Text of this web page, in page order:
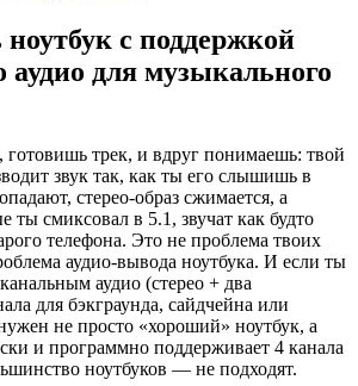
с поддержкой
аудио для музыкального
трек, и вдруг понимаешь: твой
звук так, как ты его слышишь в
стерео-образ сжимается, а
ты смиксовал в 5.1, звучат как будто
телефона. Это не проблема твоих
аудио-вывода ноутбука. И если ты
аудио (стерео + два
для бэкграунда, сайдчейна или
не просто «хороший» ноутбук, а
и программно поддерживает 4 канала
ноутбуков — не подходят.